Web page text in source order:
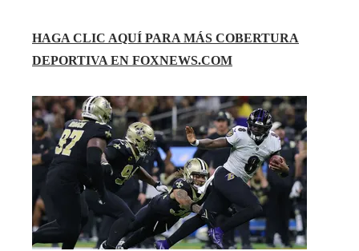
HAGA CLIC AQUÍ PARA MÁS COBERTURA
DEPORTIVA EN FOXNEWS.COM